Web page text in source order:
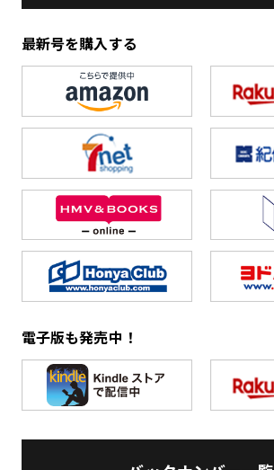
最新号を購入する
電子版も発売中！